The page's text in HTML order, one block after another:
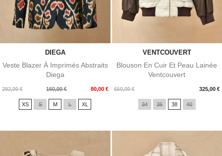
DIEGA
Veste Blazer À Imprimés Abstraits
Diega
292,00 €
Prix
160,00 € 80,00 €
Prix
XS S M L XL
VENTCOUVERT
Blouson En Cuir Et Peau Lainée
Ventcouvert
650,00 € 325,00 €
Prix
34 36 38 40